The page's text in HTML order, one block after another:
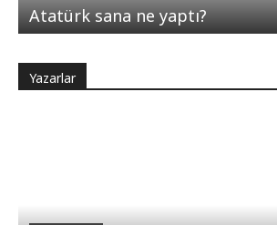
Atatürk sana ne yaptı?
Yazarlar